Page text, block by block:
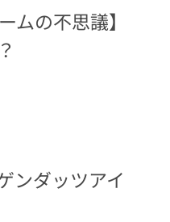
ムの不思議】
ンダッツアイ